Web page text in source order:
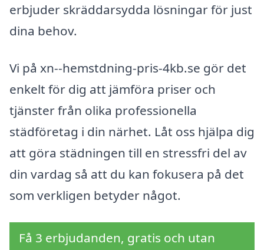
erbjuder skräddarsydda lösningar för just
dina behov.
Vi på xn--hemstdning-pris-4kb.se gör det
enkelt för dig att jämföra priser och
tjänster från olika professionella
städföretag i din närhet. Låt oss hjälpa dig
att göra städningen till en stressfri del av
din vardag så att du kan fokusera på det
som verkligen betyder något.
Få 3 erbjudanden, gratis och utan